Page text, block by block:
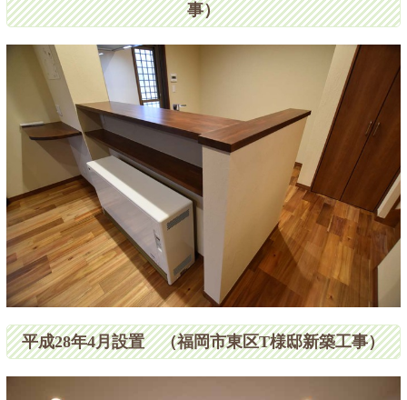
事）
平成28年4月設置 （福岡市東区T様邸新築工事）